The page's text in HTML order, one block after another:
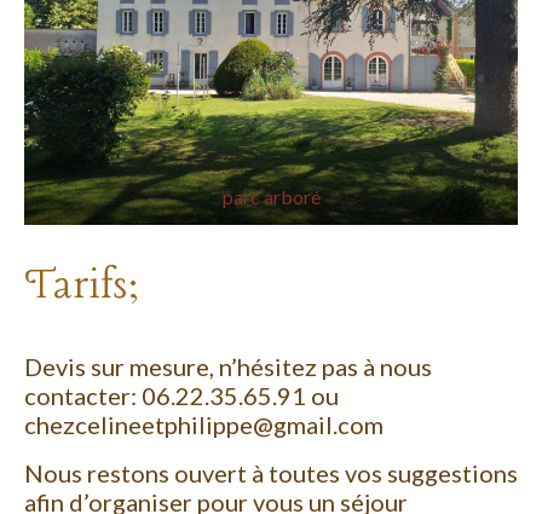
parc arboré
Tarifs;
Devis sur mesure, n’hésitez pas à nous
contacter: 06.22.35.65.91 ou
chezcelineetphilippe@gmail.com
Nous restons ouvert à toutes vos suggestions
afin d’organiser pour vous un séjour